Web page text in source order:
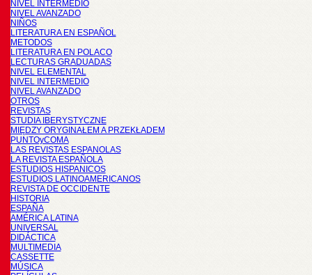
NIVEL INTERMEDIO
NIVEL AVANZADO
NIÑOS
LITERATURA EN ESPAÑOL
METODOS
LITERATURA EN POLACO
LECTURAS GRADUADAS
NIVEL ELEMENTAL
NIVEL INTERMEDIO
NIVEL AVANZADO
OTROS
REVISTAS
STUDIA IBERYSTYCZNE
MIĘDZY ORYGINAŁEM A PRZEKŁADEM
PUNTOyCOMA
LAS REVISTAS ESPANOLAS
LA REVISTA ESPAÑOLA
ESTUDIOS HISPANICOS
ESTUDIOS LATINOAMERICANOS
REVISTA DE OCCIDENTE
HISTORIA
ESPAÑA
AMÉRICA LATINA
UNIVERSAL
DIDÁCTICA
MULTIMEDIA
CASSETTE
MÚSICA